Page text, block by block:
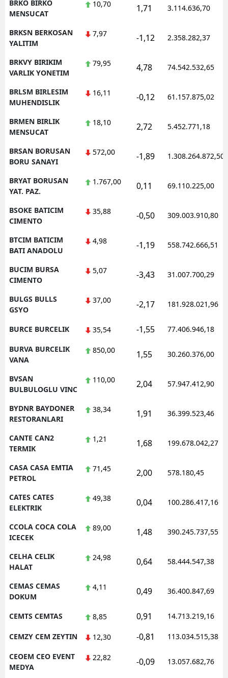
BRKO BIRKO
MENSUCAT
10,70 1,71 3.114.636,70
BRKSN BERKOSAN
YALITIM
7,97 -1,12 2.358.282,37
BRKVY BIRIKIM
VARLIK YONETIM
79,95 4,78 74.542.532,65
BRLSM BIRLESIM
MUHENDISLIK
16,11 -0,12 61.157.875,02
BRMEN BIRLIK
MENSUCAT
18,10 2,72 5.452.771,18
BRSAN BORUSAN
BORU SANAYI
572,00 -1,89 1.308.264.872,50
BRYAT BORUSAN
YAT. PAZ.
1.767,00 0,11 69.110.225,00
BSOKE BATICIM
CIMENTO
35,88 -0,50 309.003.910,80
BTCIM BATICIM
BATI ANADOLU
4,98 -1,19 558.742.666,51
BUCIM BURSA
CIMENTO
5,07 -3,43 31.007.700,29
BULGS BULLS
GSYO
37,00 -2,17 181.928.021,96
BURCE BURCELIK 35,54 -1,55 77.406.946,18
BURVA BURCELIK
VANA
850,00 1,55 30.260.376,00
BVSAN
BULBULOGLU VINC
110,00 2,04 57.947.412,90
BYDNR BAYDONER
RESTORANLARI
38,34 1,91 36.399.523,46
CANTE CAN2
TERMIK
1,21 1,68 199.678.042,27
CASA CASA EMTIA
PETROL
71,45 2,00 578.180,45
CATES CATES
ELEKTRIK
49,38 0,04 100.286.417,16
CCOLA COCA COLA
ICECEK
89,00 1,48 390.245.737,55
CELHA CELIK
HALAT
24,98 0,64 58.444.547,38
CEMAS CEMAS
DOKUM
4,11 0,49 36.400.847,69
CEMTS CEMTAS 8,85 0,91 14.713.219,16
CEMZY CEM ZEYTIN 12,30 -0,81 113.034.515,38
CEOEM CEO EVENT
MEDYA
22,82 -0,09 13.057.682,76